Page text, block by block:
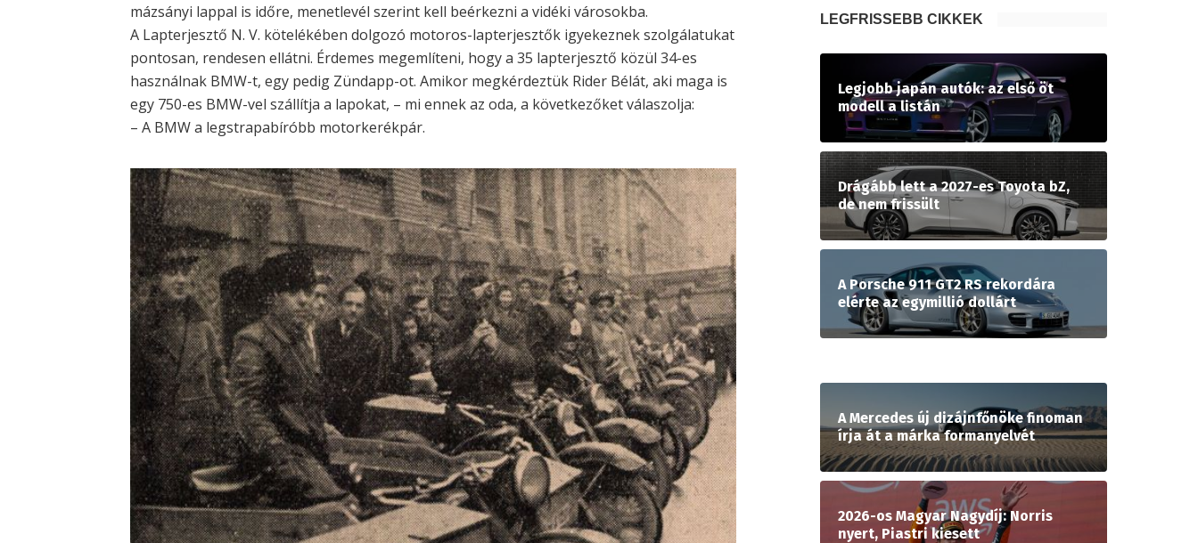
mázsányi lappal is időre, menetlevél szerint kell beérkezni a vidéki városokba.
A Lapterjesztő N. V. kötelékében dolgozó motoros-lapterjesztők igyekeznek szolgálatukat
pontosan, rendesen ellátni. Érdemes megemlíteni, hogy a 35 lapterjesztő közül 34-es
használnak BMW-t, egy pedig Zündapp-ot. Amikor megkérdeztük Rider Bélát, aki maga is
egy 750-es BMW-vel szállítja a lapokat, – mi ennek az oda, a következőket válaszolja:
– A BMW a legstrapabíróbb motorkerékpár.
LEGFRISSEBB CIKKEK
Legjobb japán autók: az első öt
modell a listán
Drágább lett a 2027-es Toyota bZ,
de nem frissült
A Porsche 911 GT2 RS rekordára
elérte az egymillió dollárt
A Mercedes új dizájnfőnöke finoman
írja át a márka formanyelvét
2026-os Magyar Nagydíj: Norris
nyert, Piastri kiesett